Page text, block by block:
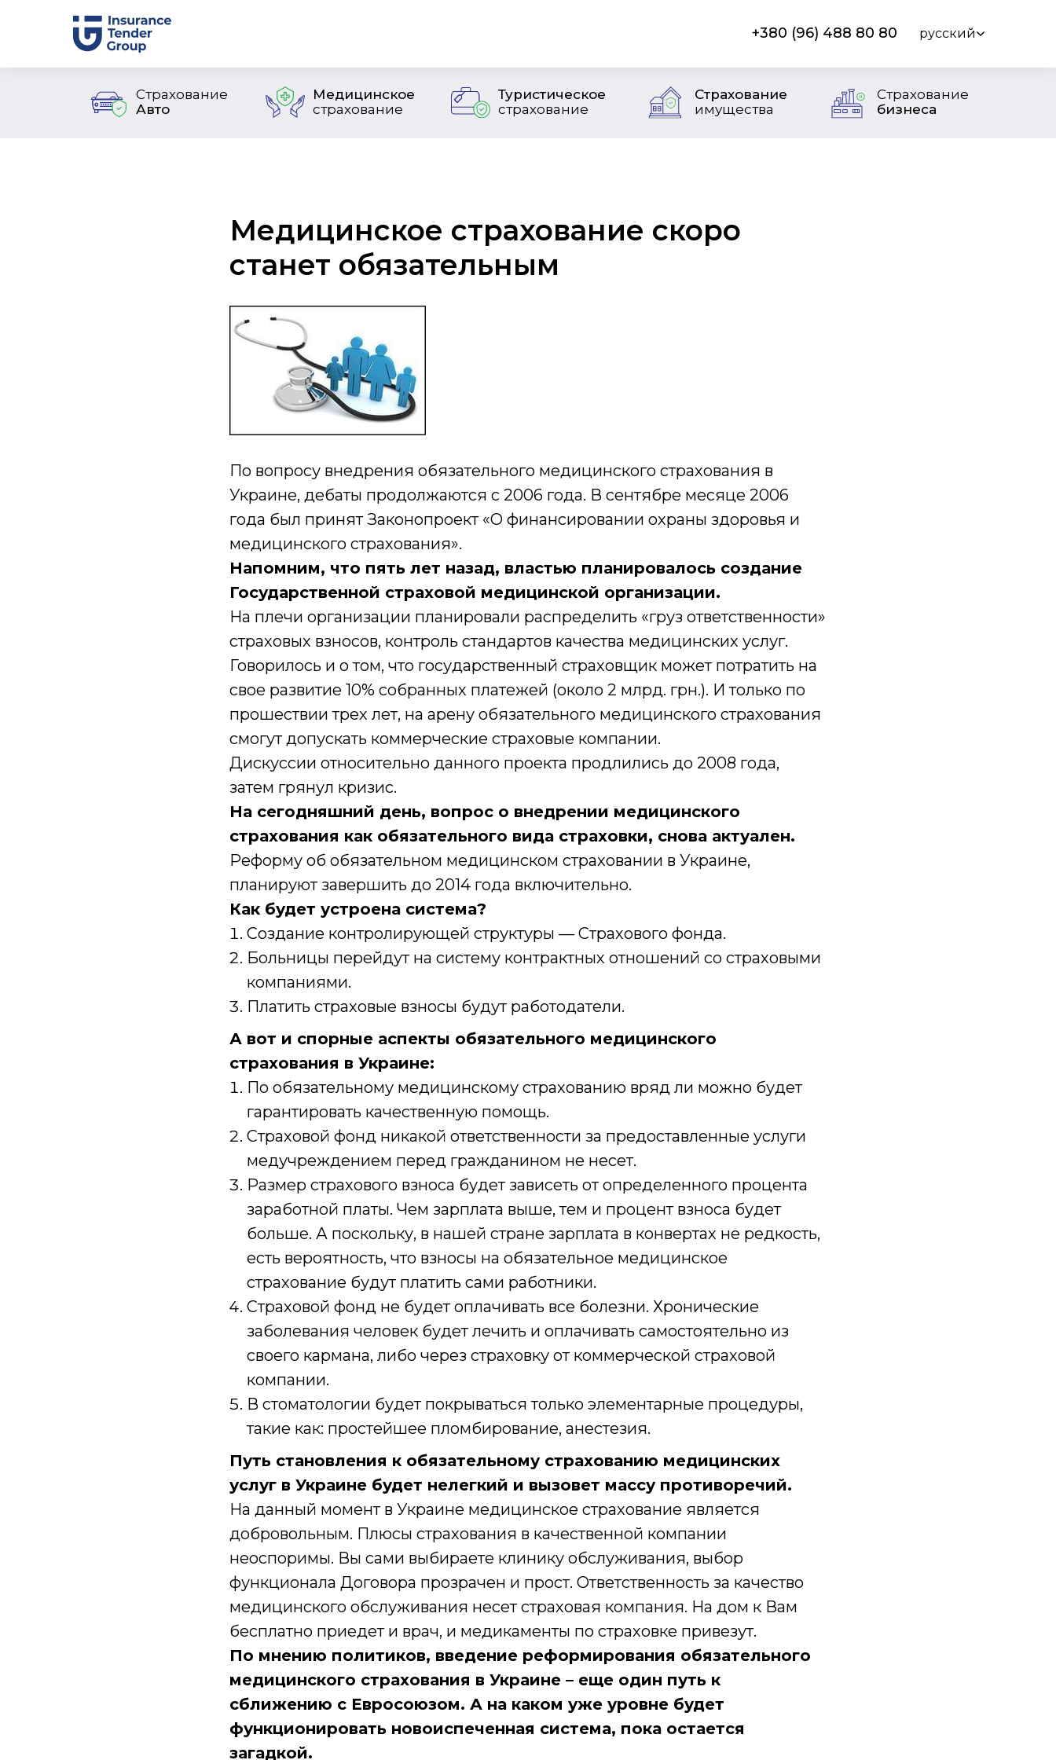
+380 (96) 488 80 80 русский
Страхование
Авто
Туристическое
страхование
Страхование
бизнеса
Медицинское
страхование
Страхование
имущества
Медицинское страхование скоро
станет обязательным
По вопросу внедрения обязательного медицинского страхования в
Украине, дебаты продолжаются с 2006 года. В сентябре месяце 2006
года был принят Законопроект «О финансировании охраны здоровья и
медицинского страхования».
Напомним, что пять лет назад, властью планировалось создание
Государственной страховой медицинской организации.
На плечи организации планировали распределить «груз ответственности»
страховых взносов, контроль стандартов качества медицинских услуг.
Говорилось и о том, что государственный страховщик может потратить на
свое развитие 10% собранных платежей (около 2 млрд. грн.). И только по
прошествии трех лет, на арену обязательного медицинского страхования
смогут допускать коммерческие страховые компании.
Дискуссии относительно данного проекта продлились до 2008 года,
затем грянул кризис.
На сегодняшний день, вопрос о внедрении медицинского
страхования как обязательного вида страховки, снова актуален.
Реформу об обязательном медицинском страховании в Украине,
планируют завершить до 2014 года включительно.
Как будет устроена система?
Создание контролирующей структуры — Страхового фонда.
Больницы перейдут на систему контрактных отношений со страховыми
компаниями.
Платить страховые взносы будут работодатели.
А вот и спорные аспекты обязательного медицинского
страхования в Украине:
По обязательному медицинскому страхованию вряд ли можно будет
гарантировать качественную помощь.
Страховой фонд никакой ответственности за предоставленные услуги
медучреждением перед гражданином не несет.
Размер страхового взноса будет зависеть от определенного процента
заработной платы. Чем зарплата выше, тем и процент взноса будет
больше. А поскольку, в нашей стране зарплата в конвертах не редкость,
есть вероятность, что взносы на обязательное медицинское
страхование будут платить сами работники.
Страховой фонд не будет оплачивать все болезни. Хронические
заболевания человек будет лечить и оплачивать самостоятельно из
своего кармана, либо через страховку от коммерческой страховой
компании.
В стоматологии будет покрываться только элементарные процедуры,
такие как: простейшее пломбирование, анестезия.
Путь становления к обязательному страхованию медицинских
услуг в Украине будет нелегкий и вызовет массу противоречий.
На данный момент в Украине медицинское страхование является
добровольным. Плюсы страхования в качественной компании
неоспоримы. Вы сами выбираете клинику обслуживания, выбор
функционала Договора прозрачен и прост. Ответственность за качество
медицинского обслуживания несет страховая компания. На дом к Вам
бесплатно приедет и врач, и медикаменты по страховке привезут.
По мнению политиков, введение реформирования обязательного
медицинского страхования в Украине – еще один путь к
сближению с Евросоюзом. А на каком уже уровне будет
функционировать новоиспеченная система, пока остается
загадкой.